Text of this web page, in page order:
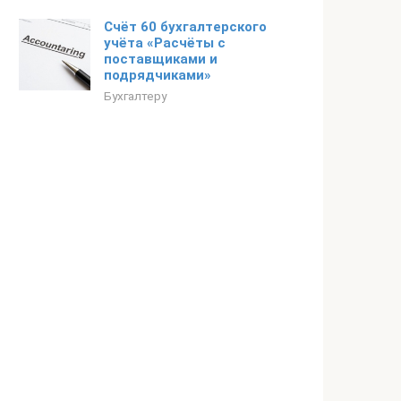
Счёт 60 бухгалтерского
учёта «Расчёты с
поставщиками и
подрядчиками»
Бухгалтеру